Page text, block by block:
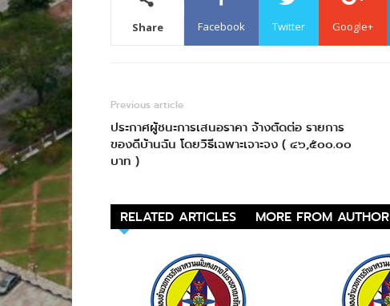
Share Facebook Twitter Google+
Previous article
ประกาศผู้ชนะการเสนอราคา จ้างตัดต่อ รายการ
ของดีบ้านฉัน โดยวิธีเฉพาะเจาะจง ( ๔๖,๕๐๐.๐๐
บาท )
RELATED ARTICLES MORE FROM AUTHOR